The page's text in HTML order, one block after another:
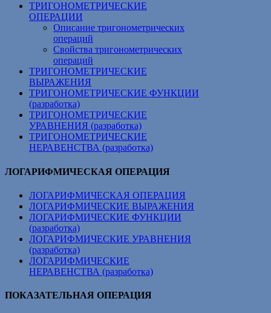
ТРИГОНОМЕТРИЧЕСКИЕ
ОПЕРАЦИИ
Описание тригонометрических
операций
Свойства тригонометрических
операций
ТРИГОНОМЕТРИЧЕСКИЕ
ВЫРАЖЕНИЯ
ТРИГОНОМЕТРИЧЕСКИЕ ФУНКЦИИ
(разработка)
ТРИГОНОМЕТРИЧЕСКИЕ
УРАВНЕНИЯ (разработка)
ТРИГОНОМЕТРИЧЕСКИЕ
НЕРАВЕНСТВА (разработка)
ЛОГАРИФМИЧЕСКАЯ ОПЕРАЦИЯ
ЛОГАРИФМИЧЕСКАЯ ОПЕРАЦИЯ
ЛОГАРИФМИЧЕСКИЕ ВЫРАЖЕНИЯ
ЛОГАРИФМИЧЕСКИЕ ФУНКЦИИ
(разработка)
ЛОГАРИФМИЧЕСКИЕ УРАВНЕНИЯ
(разработка)
ЛОГАРИФМИЧЕСКИЕ
НЕРАВЕНСТВА (разработка)
ПОКАЗАТЕЛЬНАЯ ОПЕРАЦИЯ